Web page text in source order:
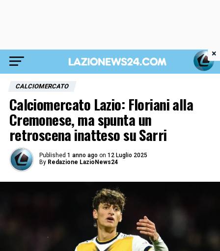
CALCIOMERCATO
Calciomercato Lazio: Floriani alla
Cremonese, ma spunta un
retroscena inatteso su Sarri
Published 1 anno ago on 12 Luglio 2025
By Redazione LazioNews24
×